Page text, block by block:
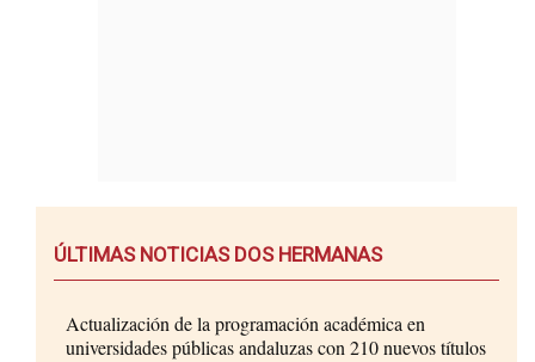
ÚLTIMAS NOTICIAS DOS HERMANAS
Actualización de la programación académica en
universidades públicas andaluzas con 210 nuevos títulos